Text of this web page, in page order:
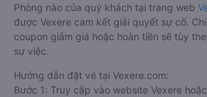
Phòng nào của quý khách tại trang web
được Vexere cam kết giải quyết sự cố.
coupon giảm giá hoặc hoàn tiền sẽ tùy
sự việc.
Hướng dẫn đặt vé tại Vexere.com:
Bước 1: Truy cập vào website Vexere